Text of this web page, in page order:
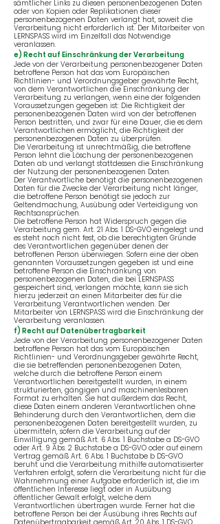
sämtlicher Links zu diesen personenbezogenen Daten
oder von Kopien oder Replikationen dieser
personenbezogenen Daten verlangt hat, soweit die
Verarbeitung nicht erforderlich ist. Der Mitarbeiter von
LERNSPASS wird im Einzelfall das Notwendige
veranlassen.
e) Recht auf Einschränkung der Verarbeitung
Jede von der Verarbeitung personenbezogener Daten
betroffene Person hat das vom Europäischen
Richtlinien- und Verordnungsgeber gewährte Recht,
von dem Verantwortlichen die Einschränkung der
Verarbeitung zu verlangen, wenn eine der folgenden
Voraussetzungen gegeben ist: Die Richtigkeit der
personenbezogenen Daten wird von der betroffenen
Person bestritten, und zwar für eine Dauer, die es dem
Verantwortlichen ermöglicht, die Richtigkeit der
personenbezogenen Daten zu überprüfen.
Die Verarbeitung ist unrechtmäßig, die betroffene
Person lehnt die Löschung der personenbezogenen
Daten ab und verlangt stattdessen die Einschränkung
der Nutzung der personenbezogenen Daten.
Der Verantwortliche benötigt die personenbezogenen
Daten für die Zwecke der Verarbeitung nicht länger,
die betroffene Person benötigt sie jedoch zur
Geltendmachung, Ausübung oder Verteidigung von
Rechtsansprüchen.
Die betroffene Person hat Widerspruch gegen die
Verarbeitung gem. Art. 21 Abs. 1 DS-GVO eingelegt und
es steht noch nicht fest, ob die berechtigten Gründe
des Verantwortlichen gegenüber denen der
betroffenen Person überwiegen. Sofern eine der oben
genannten Voraussetzungen gegeben ist und eine
betroffene Person die Einschränkung von
personenbezogenen Daten, die bei LERNSPASS
gespeichert sind, verlangen möchte, kann sie sich
hierzu jederzeit an einen Mitarbeiter des für die
Verarbeitung Verantwortlichen wenden. Der
Mitarbeiter von LERNSPASS wird die Einschränkung der
Verarbeitung veranlassen.
f) Recht auf Datenübertragbarkeit
Jede von der Verarbeitung personenbezogener Daten
betroffene Person hat das vom Europäischen
Richtlinien- und Verordnungsgeber gewährte Recht,
die sie betreffenden personenbezogenen Daten,
welche durch die betroffene Person einem
Verantwortlichen bereitgestellt wurden, in einem
strukturierten, gängigen und maschinenlesbaren
Format zu erhalten. Sie hat außerdem das Recht,
diese Daten einem anderen Verantwortlichen ohne
Behinderung durch den Verantwortlichen, dem die
personenbezogenen Daten bereitgestellt wurden, zu
übermitteln, sofern die Verarbeitung auf der
Einwilligung gemäß Art. 6 Abs. 1 Buchstabe a DS-GVO
oder Art. 9 Abs. 2 Buchstabe a DS-GVO oder auf einem
Vertrag gemäß Art. 6 Abs. 1 Buchstabe b DS-GVO
beruht und die Verarbeitung mithilfe automatisierter
Verfahren erfolgt, sofern die Verarbeitung nicht für die
Wahrnehmung einer Aufgabe erforderlich ist, die im
öffentlichen Interesse liegt oder in Ausübung
öffentlicher Gewalt erfolgt, welche dem
Verantwortlichen übertragen wurde. Ferner hat die
betroffene Person bei der Ausübung ihres Rechts auf